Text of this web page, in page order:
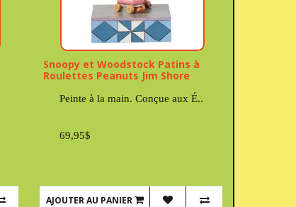
Snoopy et Woodstock Patins à
Roulettes Peanuts Jim Shore
Peinte à la main. Conçue aux É..
69,95$
AJOUTER AU PANIER